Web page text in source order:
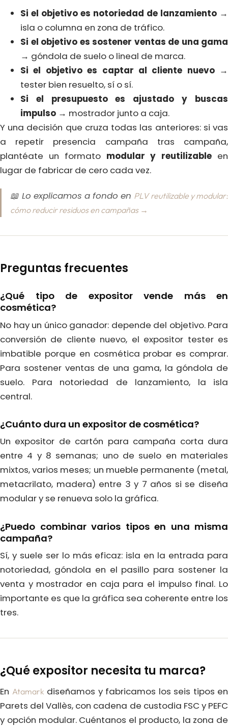
Si el objetivo es notoriedad de lanzamiento →
isla o columna en zona de tráfico.
Si el objetivo es sostener ventas de una gama
→ góndola de suelo o lineal de marca.
Si el objetivo es captar al cliente nuevo→
tester bien resuelto, sí o sí.
Si el presupuesto es ajustado y buscas
impulso → mostrador junto a caja.
Y una decisión que cruza todas las anteriores: si vas
a repetir presencia campaña tras campaña,
plantéate un formato modular y reutilizable en
lugar de fabricar de cero cada vez.
📖 Lo explicamos a fondo en PLV reutilizable y modular:
cómo reducir residuos en campañas →
Preguntas frecuentes
¿Qué tipo de expositor vende más en
cosmética?
No hay un único ganador: depende del objetivo. Para
conversión de cliente nuevo, el expositor tester es
imbatible porque en cosmética probar es comprar.
Para sostener ventas de una gama, la góndola de
suelo. Para notoriedad de lanzamiento, la isla
central.
¿Cuánto dura un expositor de cosmética?
Un expositor de cartón para campaña corta dura
entre 4 y 8 semanas; uno de suelo en materiales
mixtos, varios meses; un mueble permanente (metal,
metacrilato, madera) entre 3 y 7 años si se diseña
modular y se renueva solo la gráfica.
¿Puedo combinar varios tipos en una misma
campaña?
Sí, y suele ser lo más eficaz: isla en la entrada para
notoriedad, góndola en el pasillo para sostener la
venta y mostrador en caja para el impulso final. Lo
importante es que la gráfica sea coherente entre los
tres.
¿Qué expositor necesita tu marca?
En Atamark diseñamos y fabricamos los seis tipos en
Parets del Vallès, con cadena de custodia FSC y PEFC
y opción modular. Cuéntanos el producto, la zona de